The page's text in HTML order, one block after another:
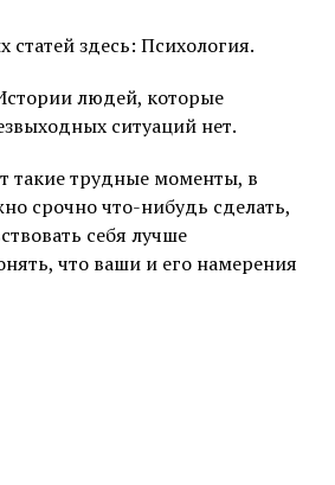
статей здесь: Психология.
людей, которые
ситуаций нет.
такие трудные моменты, в
срочно что-нибудь сделать,
себя лучше
что ваши и его намерения